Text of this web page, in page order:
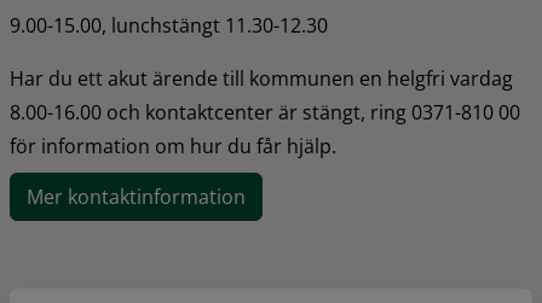
9.00-15.00, lunchstängt 11.30-12.30
Har du ett akut ärende till kommunen en helgfri vardag
8.00-16.00 och kontaktcenter är stängt, ring 0371-810 00
för information om hur du får hjälp.
Mer kontaktinformation